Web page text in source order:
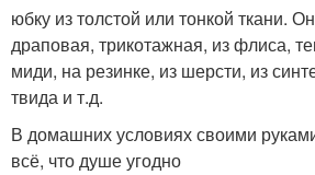
юбку из толстой или тонкой ткани.
драповая, трикотажная, из флиса,
миди, на резинке, из шерсти, из
твида и т.д.
В домашних условиях своими
всё, что душе угодно